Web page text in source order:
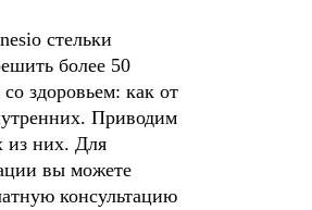
стельки
более 50
здоровьем: как от
Приводим
из них. Для
вы можете
консультацию